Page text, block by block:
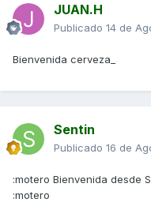
JUAN.H
Publicado 14 de
Bienvenida cerveza_
Sentin
Publicado 16 de
:motero Bienvenida desde
:motero